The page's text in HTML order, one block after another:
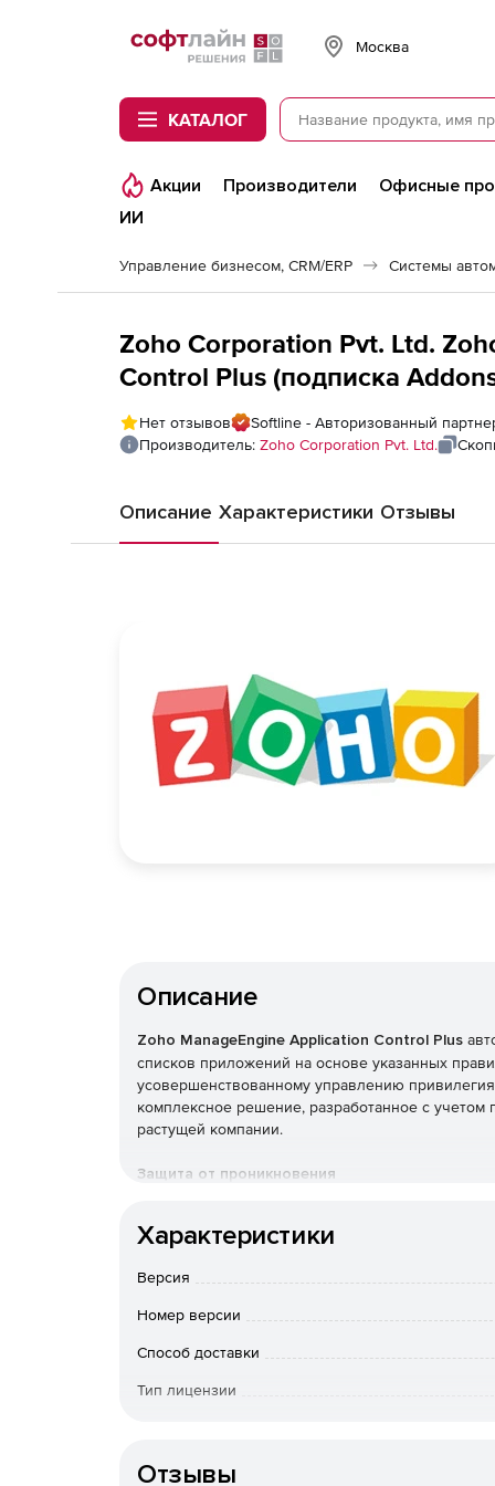
Softline
Москва
КАТАЛОГ
Акции Производители Офисные
ИИ
Управление бизнесом, CRM/ERP Системы
Zoho Corporation Pvt. Ltd.
Control Plus (подписка
Language Pack License
Нет отзывов
Softline - Авторизованный
Производитель: Zoho Corporation Pvt. Ltd.
Описание Характеристики Отзывы
Описание
Zoho ManageEngine Application Control Plus
списков приложений на основе указанных
усовершенствованному управлению
комплексное решение, разработанное с
растущей компании.
Защита от проникновения
постоянных угроз, позволяя запускать только
По умолчанию бловируют приложения
доверять, и хранит все неизвестные на
Простое управление активами
путем создания пользовательских групп и
Характеристики
Версия
Номер версии
Способ доставки
Тип лицензии
Отзывы